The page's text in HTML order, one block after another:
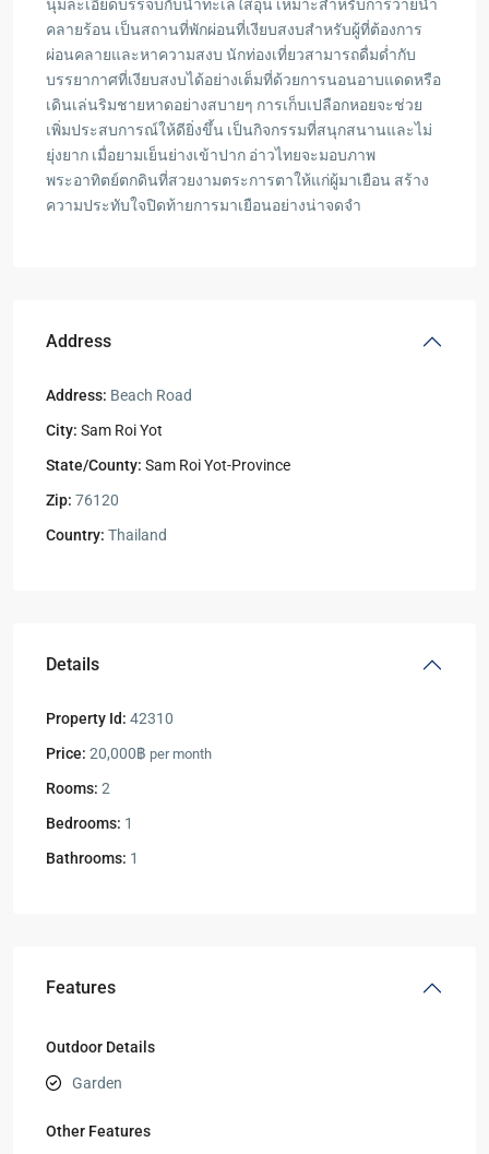
นุ่มละเอียดบรรจบกับน้ำทะเลใสอุ่น เหมาะสำหรับการว่ายน้ำ
คลายร้อน เป็นสถานที่พักผ่อนที่เงียบสงบสำหรับผู้ที่ต้องการ
ผ่อนคลายและหาความสงบ นักท่องเที่ยวสามารถดื่มด่ำกับ
บรรยากาศที่เงียบสงบได้อย่างเต็มที่ด้วยการนอนอาบแดดหรือ
เดินเล่นริมชายหาดอย่างสบายๆ การเก็บเปลือกหอยจะช่วย
เพิ่มประสบการณ์ให้ดียิ่งขึ้น เป็นกิจกรรมที่สนุกสนานและไม่
ยุ่งยาก เมื่อยามเย็นย่างเข้าปาก อ่าวไทยจะมอบภาพ
พระอาทิตย์ตกดินที่สวยงามตระการตาให้แก่ผู้มาเยือน สร้าง
ความประทับใจปิดท้ายการมาเยือนอย่างน่าจดจำ
Address
Address: Beach Road
City: Sam Roi Yot
State/County: Sam Roi Yot-Province
Zip: 76120
Country: Thailand
Details
Property Id: 42310
Price: 20,000฿ per month
Rooms: 2
Bedrooms: 1
Bathrooms: 1
Features
Outdoor Details
Garden
Other Features